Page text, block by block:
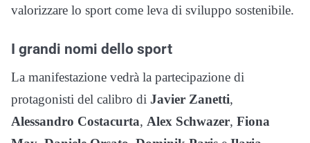
valorizzare lo sport come leva di sviluppo sostenibile.
I grandi nomi dello sport
La manifestazione vedrà la partecipazione di
protagonisti del calibro di Javier Zanetti,
Alessandro Costacurta, Alex Schwazer, Fiona